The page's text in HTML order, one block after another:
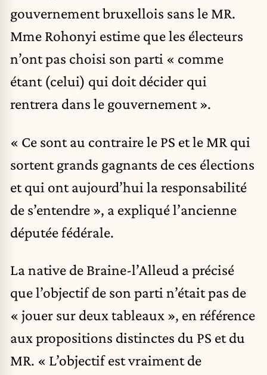
gouvernement bruxellois sans le MR.
Mme Rohonyi estime que les électeurs
n’ont pas choisi son parti « comme
étant (celui) qui doit décider qui
rentrera dans le gouvernement ».
« Ce sont au contraire le PS et le MR qui
sortent grands gagnants de ces élections
et qui ont aujourd’hui la responsabilité
de s’entendre », a expliqué l’ancienne
députée fédérale.
La native de Braine-l’Alleud a précisé
que l’objectif de son parti n’était pas de
« jouer sur deux tableaux », en référence
aux propositions distinctes du PS et du
MR. « L’objectif est vraiment de